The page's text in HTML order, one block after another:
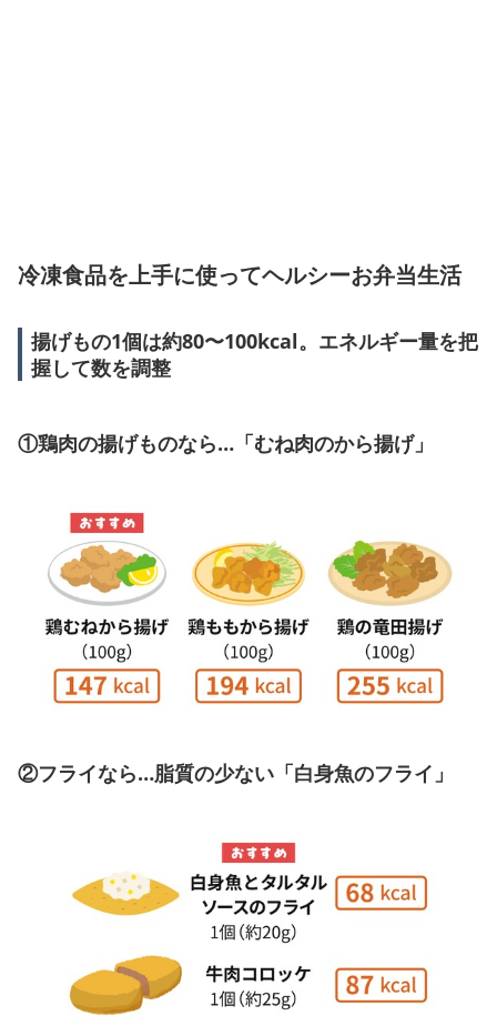
冷凍食品を上手に使ってヘルシーお弁当生活
揚げもの1個は約80〜100kcal。エネルギー量を把
握して数を調整
①鶏肉の揚げものなら…「むね肉のから揚げ」
②フライなら…脂質の少ない「白身魚のフライ」